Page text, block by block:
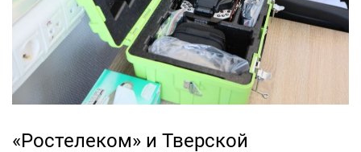
«Ростелеком» и Тверской